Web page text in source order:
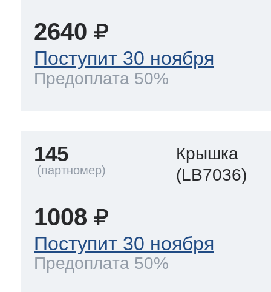
2640
Поступит 30 ноября
Предоплата 50%
145
Крышка
(LB7036)
1008
Поступит 30 ноября
Предоплата 50%